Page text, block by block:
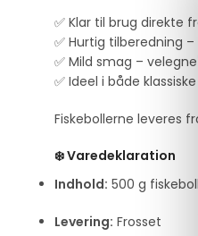
✅ Klar til brug direkte
✅ Hurtig tilberedning –
✅ Mild smag –
✅ Ideel i både
Fiskebollerne leveres
❄️Varedeklaration
Indhold: 500 g
Levering: Frosset